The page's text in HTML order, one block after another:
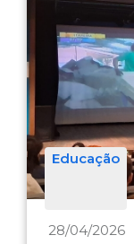
Educação
28/04/2026